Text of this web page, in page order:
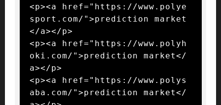
<p><a href="https://www.polye
sport.com/">prediction market
</a></p>
<p><a href="https://www.polyh
oki.com/">prediction market</
a></p>
<p><a href="https://www.polys
aba.com/">prediction market</